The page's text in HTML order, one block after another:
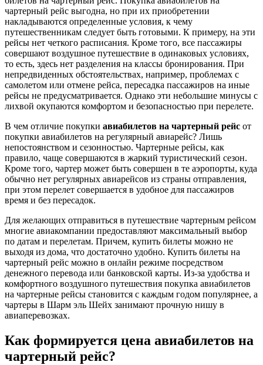
чартерный рейс выгодна, но при их приобретении
накладываются определенные условия, к чему
путешественникам следует быть готовыми. К примеру, на эти
рейсы нет четкого расписания. Кроме того, все пассажиры
совершают воздушное путешествие в одинаковых условиях,
то есть, здесь нет разделения на классы бронирования. При
непредвиденных обстоятельствах, например, проблемах с
самолетом или отмене рейса, пересадка пассажиров на иные
рейсы не предусматривается. Однако эти небольшие минусы с
лихвой окупаются комфортом и безопасностью при перелете.
В чем отличие покупки авиабилетов на чартерный рейс от
покупки авиабилетов на регулярный авиарейс? Лишь
непостоянством и сезонностью. Чартерные рейсы, как
правило, чаще совершаются в жаркий туристический сезон.
Кроме того, чартер может быть совершен в те аэропорты, куда
обычно нет регулярных авиарейсов из страны отправления,
при этом перелет совершается в удобное для пассажиров
время и без пересадок.
Для желающих отправиться в путешествие чартерным рейсом
многие авиакомпании предоставляют максимальный выбор
по датам и перелетам. Причем, купить билеты можно не
выходя из дома, что достаточно удобно. Купить билеты на
чартерный рейс можно в онлайн режиме посредством
денежного перевода или банковской карты. Из-за удобства и
комфортного воздушного путешествия покупка авиабилетов
на чартерные рейсы становится с каждым годом популярнее, а
чартеры в Шарм эль Шейх занимают прочную нишу в
авиаперевозках.
Как формируется цена авиабилетов на
чартерный рейс?